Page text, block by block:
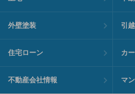
外壁塗装 引
住宅ローン カ
不動産会社情報 マ